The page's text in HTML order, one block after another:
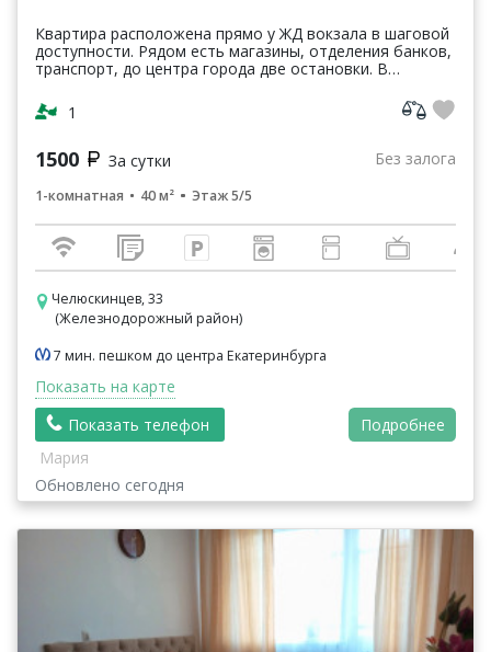
Квартира расположена прямо у ЖД вокзала в шаговой
доступности. Рядом есть магазины, отделения банков,
транспорт, до центра города две остановки. В
1
1500 За сутки Без залога
1-комнатная 40 м² Этаж 5/5
Челюскинцев, 33
(Железнодорожный район)
7 мин. пешком до центра Екатеринбурга
Показать на карте
Показать телефон
Подробнее
Мария
Обновлено сегодня